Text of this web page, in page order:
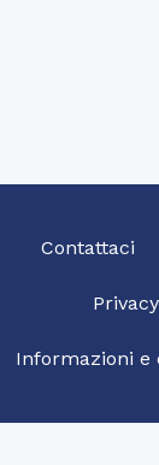
Contattaci
Informazioni e